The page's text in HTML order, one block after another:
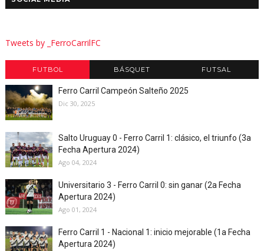
Tweets by _FerroCarrilFC
FUTBOL BÁSQUET FUTSAL
Ferro Carril Campeón Salteño 2025
Dic 30, 2025
Salto Uruguay 0 - Ferro Carril 1: clásico, el triunfo (3a
Fecha Apertura 2024)
Ago 04, 2024
Universitario 3 - Ferro Carril 0: sin ganar (2a Fecha
Apertura 2024)
Ago 01, 2024
Ferro Carril 1 - Nacional 1: inicio mejorable (1a Fecha
Apertura 2024)